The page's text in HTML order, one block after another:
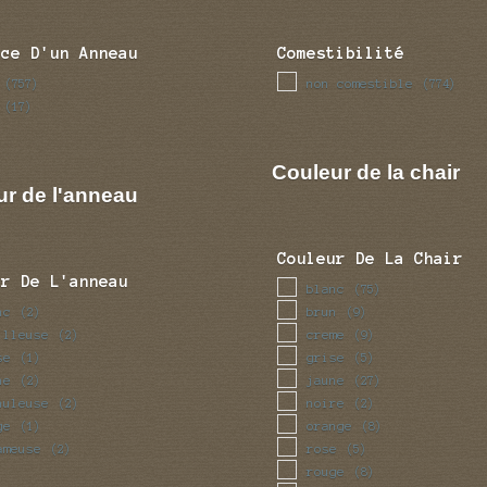
D'un Anneau
(757)
(17)
de l'anneau
De L'anneau
(2)
(2)
(1)
(2)
(2)
(1)
(2)
Comestibilité
non comestible (774)
Couleur de la chair
Couleur De La Chair
blanc (75)
brun (9)
creme (9)
grise (5)
jaune (27)
noire (2)
orange (8)
rose (5)
rouge (8)